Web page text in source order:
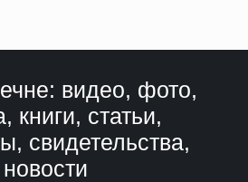
видео, фото,
книги, статьи,
свидетельства,
новости